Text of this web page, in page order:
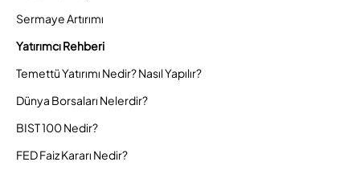
Sermaye Artırımı
Yatırımcı Rehberi
Temettü Yatırımı Nedir? Nasıl Yapılır?
Dünya Borsaları Nelerdir?
BIST 100 Nedir?
FED Faiz Kararı Nedir?